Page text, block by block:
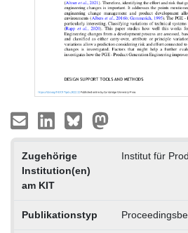
Zugehörige
Institution(en)
am KIT
Institut für
Publikationstyp